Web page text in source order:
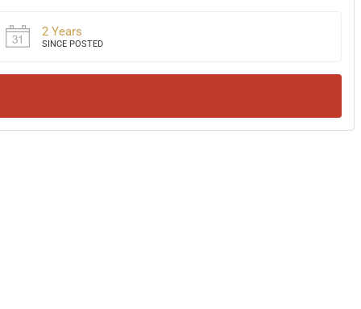
2 Years
SINCE POSTED